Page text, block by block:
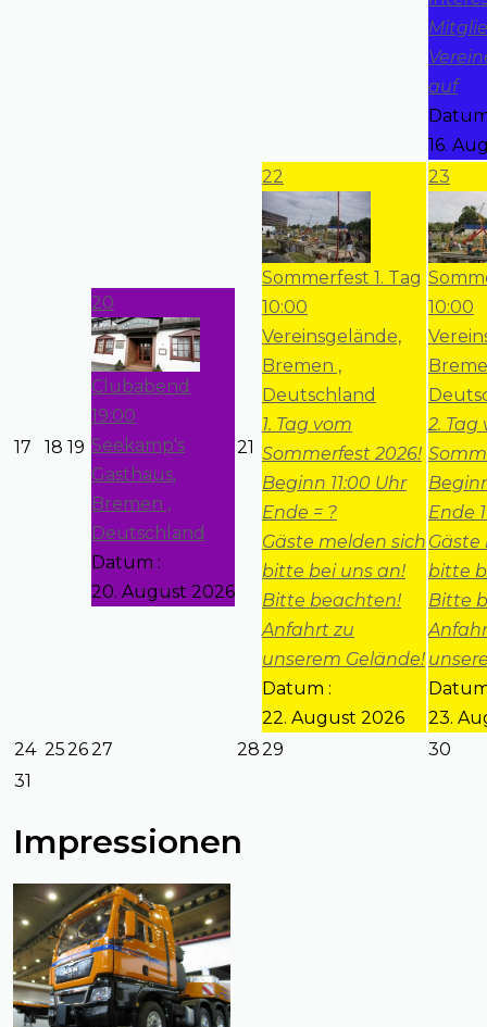
auf
16.
17 18 19
20
Clubabend
19:00
Seekamp's
Gasthaus,
Bremen ,
Deutschland
Datum :
20. August 2026
21
22
Sommerfest 1. Tag
10:00
Vereinsgelände,
Bremen ,
Deutschland
1. Tag vom
Sommerfest 2026!
Beginn 11:00 Uhr
Ende = ?
Gäste melden sich
bitte bei uns an!
Bitte beachten!
Anfahrt zu
unserem Gelände!
Datum :
22. August 2026
23
10:00
2. Tag
Ende
Gäste
bitte
Bitte
23.
24 252627 2829
30
31
Impressionen